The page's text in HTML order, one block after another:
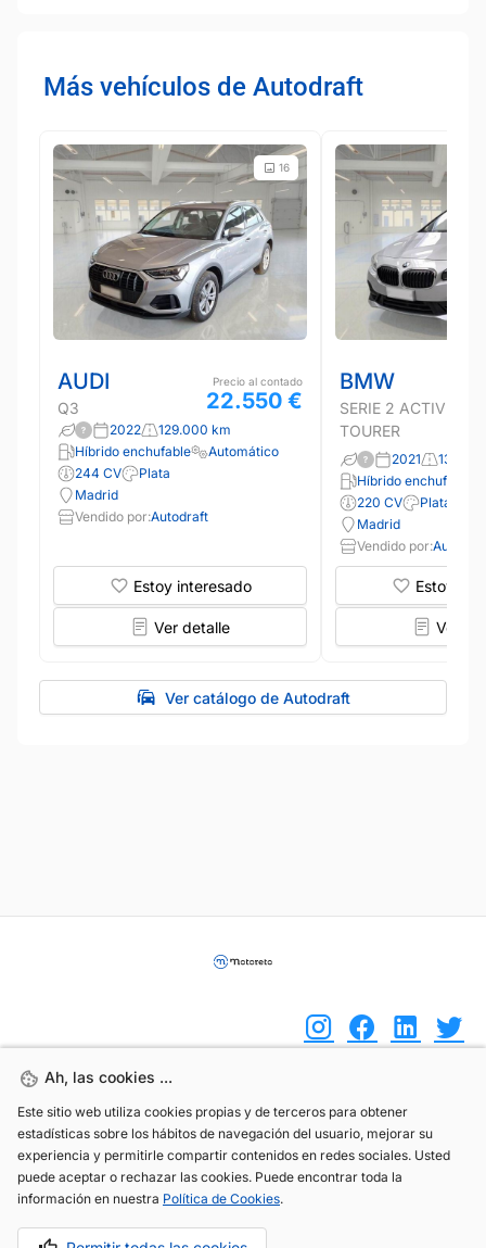
Más vehículos de Autodraft
16
AUDI
Q3
Precio al contado
22.550 €
2022
129.000 km
Híbrido enchufable
Automático
244 CV
Plata
Madrid
Vendido por:Autodraft
Estoy interesado
Ver detalle
BMW
SERIE 2 ACTIVE
TOURER
2021
Híbrido enchufable
220 CV
Plata
Madrid
Vendido por:
Estoy
Ver
Ver catálogo de Autodraft
Ah, las cookies ...
Este sitio web utiliza cookies propias y de terceros para obtener
estadísticas sobre los hábitos de navegación del usuario, mejorar su
experiencia y permitirle compartir contenidos en redes sociales. Usted
puede aceptar o rechazar las cookies. Puede encontrar toda la
información en nuestra Política de Cookies.
Ah, las cookies ...
Este sitio web utiliza cookies propias y de terceros para obtener
estadísticas sobre los hábitos de navegación del usuario, mejorar su
experiencia y permitirle compartir contenidos en redes sociales. Usted
puede aceptar o rechazar las cookies. Puede encontrar toda la
información en nuestra Política de Cookies.
(+34) 744 408 070
info@motoreto.com